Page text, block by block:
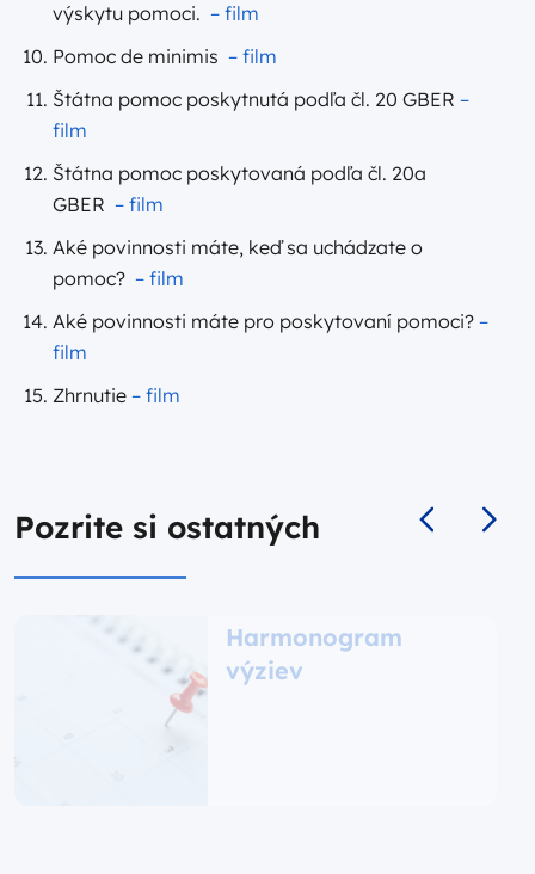
výskytu pomoci. – film
Pomoc de minimis – film
Štátna pomoc poskytnutá podľa čl. 20 GBER –
film
Štátna pomoc poskytovaná podľa čl. 20a
GBER – film
Aké povinnosti máte, keď sa uchádzate o
pomoc? – film
Aké povinnosti máte pro poskytovaní pomoci? –
film
Zhrnutie – film
Pozrite si ostatných
Harmonogram
výziev